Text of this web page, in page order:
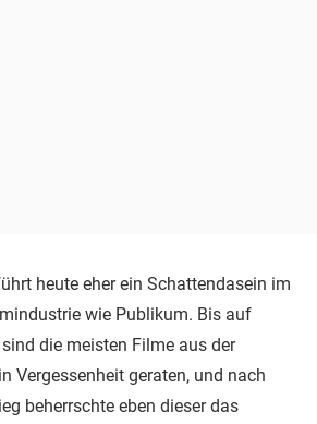
heute eher ein Schattendasein im
wie Publikum. Bis auf
die meisten Filme aus der
Vergessenheit geraten, und nach
beherrschte eben dieser das